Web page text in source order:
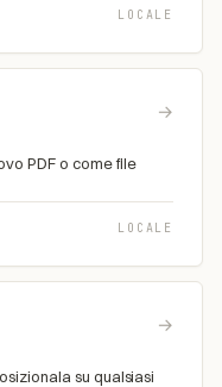
LOCALE
→
PDF o come file
LOCALE
→
su qualsiasi